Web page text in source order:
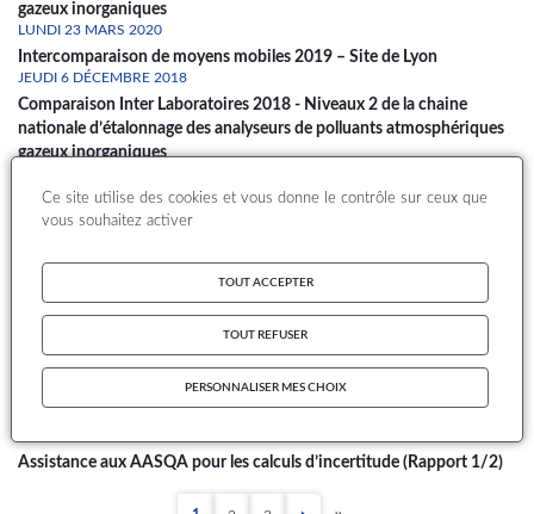
gazeux inorganiques
LUNDI 23 MARS 2020
Intercomparaison de moyens mobiles 2019 – Site de Lyon
JEUDI 6 DÉCEMBRE 2018
Comparaison Inter Laboratoires 2018 - Niveaux 2 de la chaine
nationale d’étalonnage des analyseurs de polluants atmosphériques
gazeux inorganiques
Intercomparaison de moyens mobiles - Lyon 2017
VENDREDI 29 JANVIER 2016
automatiques
Maintien et amélioration des chaînes nationales d’étalonnage
Maintien et amélioration des chaînes nationales d’étalonnage
Assistance aux AASQA pour les calculs d’incertitude (Rapport 1/2)
Ce site utilise des cookies et vous donne le contrôle sur ceux que
vous souhaitez activer
TOUT ACCEPTER
TOUT REFUSER
PERSONNALISER MES CHOIX